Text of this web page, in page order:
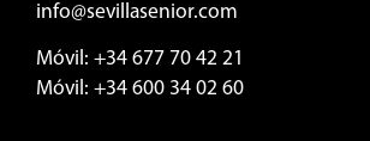
info@sevillasenior.com
Móvil: +34 677 70 42 21
Móvil: +34 600 34 02 60